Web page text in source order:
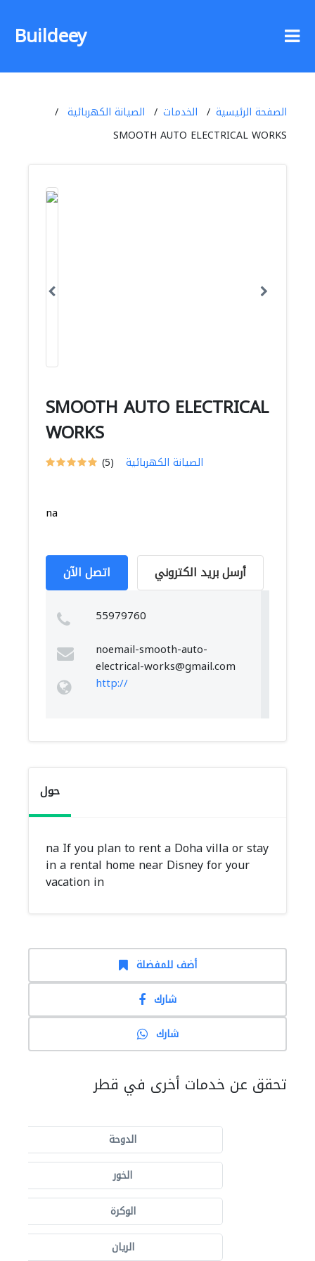
Buildeey
الصفحة الرئيسية الخدمات
الصيانة الكهربائية
SMOOTH AUTO ELECTRICAL WORKS
SMOOTH AUTO ELECTRICAL
WORKS
(5) الصيانة الكهربائية
na
اتصل الآن أرسل بريد الكتروني
55979760
noemail-smooth-auto-
electrical-works@gmail.com
http://
حول
na If you plan to rent a Doha villa or stay
in a rental home near Disney for your
vacation in
أضف للمفضلة
شارك
شارك
تحقق عن خدمات أخرى في قطر
الدوحة
الخور
الوكرة
الريان